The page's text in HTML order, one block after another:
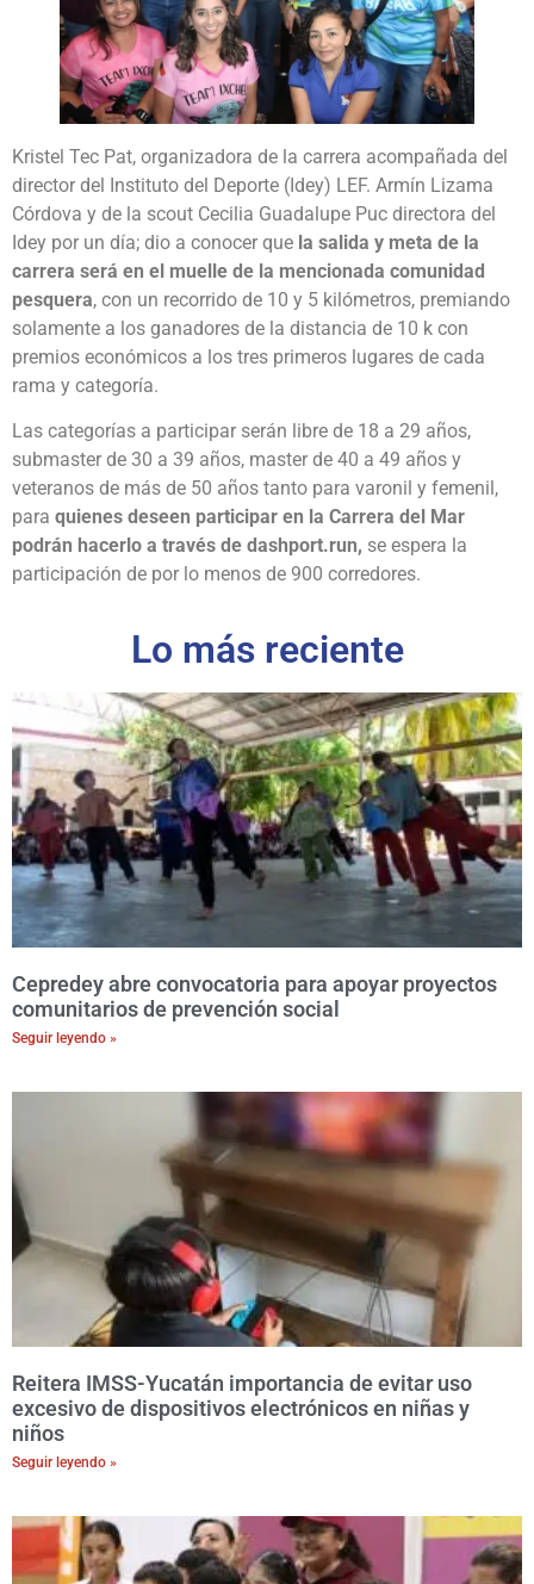
Kristel Tec Pat, organizadora de la carrera acompañada del
director del Instituto del Deporte (Idey) LEF. Armín Lizama
Córdova y de la scout Cecilia Guadalupe Puc directora del
Idey por un día; dio a conocer que la salida y meta de la
carrera será en el muelle de la mencionada comunidad
pesquera, con un recorrido de 10 y 5 kilómetros, premiando
solamente a los ganadores de la distancia de 10 k con
premios económicos a los tres primeros lugares de cada
rama y categoría.
Las categorías a participar serán libre de 18 a 29 años,
submaster de 30 a 39 años, master de 40 a 49 años y
veteranos de más de 50 años tanto para varonil y femenil,
para quienes deseen participar en la Carrera del Mar
podrán hacerlo a través de dashport.run, se espera la
participación de por lo menos de 900 corredores.
Lo más reciente
Cepredey abre convocatoria para apoyar proyectos
comunitarios de prevención social
Seguir leyendo »
Reitera IMSS-Yucatán importancia de evitar uso
excesivo de dispositivos electrónicos en niñas y
niños
Seguir leyendo »